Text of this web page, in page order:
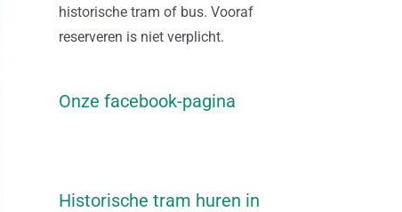
historische tram of bus. Vooraf
reserveren is niet verplicht.
Onze facebook-pagina
Historische tram huren in